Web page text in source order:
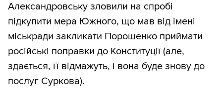
Александровську зловили на спробі
підкупити мера Южного, що мав від імені
міськради закликати Порошенко приймати
російські поправки до Конституції (але,
здається, її відмажуть, і вона буде знову до
послуг Суркова).